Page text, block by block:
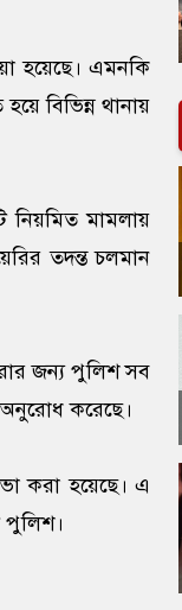
হয়েছে। এমনকি
বিভিন্ন থানায়
নিয়মিত মামলায়
তদন্ত চলমান
জন্য পুলিশ সব
অনুরোধ করেছে।
করা হয়েছে। এ
পুলিশ।